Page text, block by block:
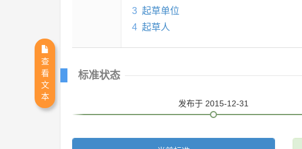
3 起草单位
4 起草人
标准状态
发布于 2015-12-31
查
看
文
本